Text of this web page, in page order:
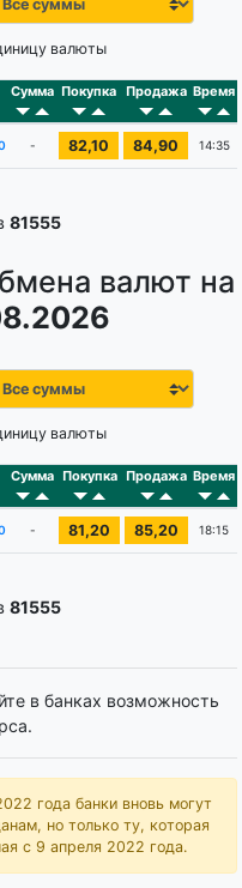
валюты
Сумма Покупка Продажа Время
- 82,10 84,90 14:35
81555
валют на
валюты
Сумма Покупка Продажа Время
- 81,20 85,20 18:15
81555
в банках возможность
года банки вновь могут
но только ту, которая
с 9 апреля 2022 года.